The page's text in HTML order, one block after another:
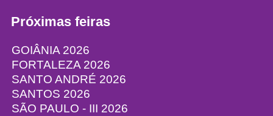
Próximas feiras
GOIÂNIA 2026
FORTALEZA 2026
SANTO ANDRÉ 2026
SANTOS 2026
SÃO PAULO - III 2026